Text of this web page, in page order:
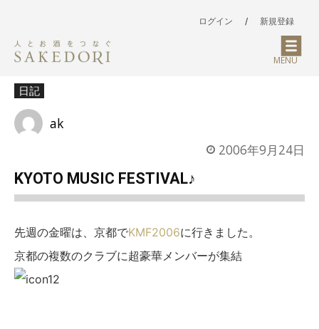
ログイン / 新規登録
MENU
日記
ak
2006年9月24日
KYOTO MUSIC FESTIVAL♪
先週の金曜は、京都でKMF2006に行きました。
京都の複数のクラブに超豪華メンバーが集結